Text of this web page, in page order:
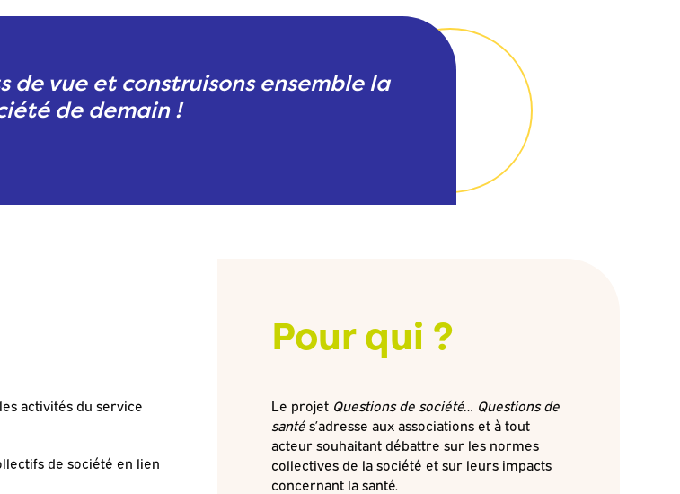
de vue et construisons ensemble la
de demain !
activités du service
de société en lien
Pour qui ?
Le projet Questions de société… Questions de
santés’adresse aux associations et à tout
acteur souhaitant débattre sur les normes
collectives de la société et sur leurs impacts
concernant la santé.